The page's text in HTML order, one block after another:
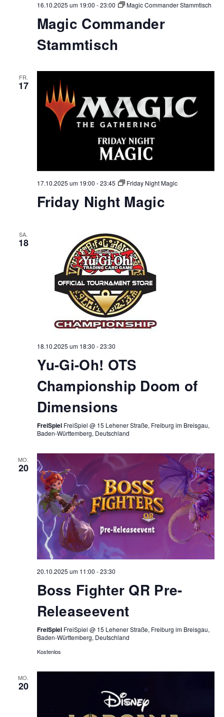
16.10.2025 um 19:00 -23:00 Magic Commander Stammtisch
Magic Commander
Stammtisch
FR.
17
17.10.2025 um 19:00 -23:45 Friday Night Magic
Friday Night Magic
SA.
18
18.10.2025 um 18:30 -23:30
Yu-Gi-Oh! OTS
Championship Doom of
Dimensions
FreiSpiel FreiSpiel @ 15 Lehener Straße, Freiburg im Breisgau,
Baden-Württemberg, Deutschland
MO.
20
20.10.2025 um 11:00 -23:30
Boss Fighter QR Pre-
Releaseevent
FreiSpiel FreiSpiel @ 15 Lehener Straße, Freiburg im Breisgau,
Baden-Württemberg, Deutschland
Kostenlos
MO.
20